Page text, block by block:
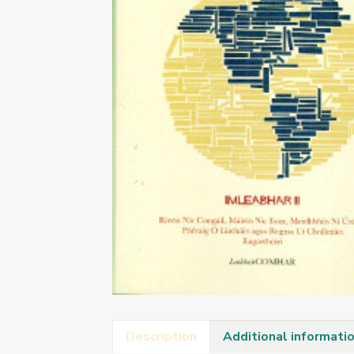
Description Additional